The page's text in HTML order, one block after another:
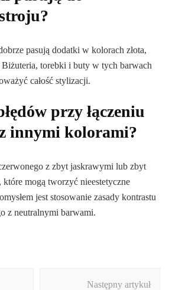
pasują dodatki w kolorach złota,
Biżuteria, torebki i buty w tych barwach
całość stylizacji.
przy łączeniu
innymi kolorami?
z zbyt jaskrawymi lub zbyt
mogą tworzyć nieestetyczne
jest stosowanie zasady kontrastu
z neutralnymi barwami.
Następny artykuł